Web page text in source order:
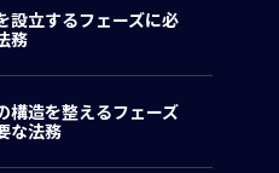
設立するフェーズに必
務
構造を整えるフェーズ
な法務